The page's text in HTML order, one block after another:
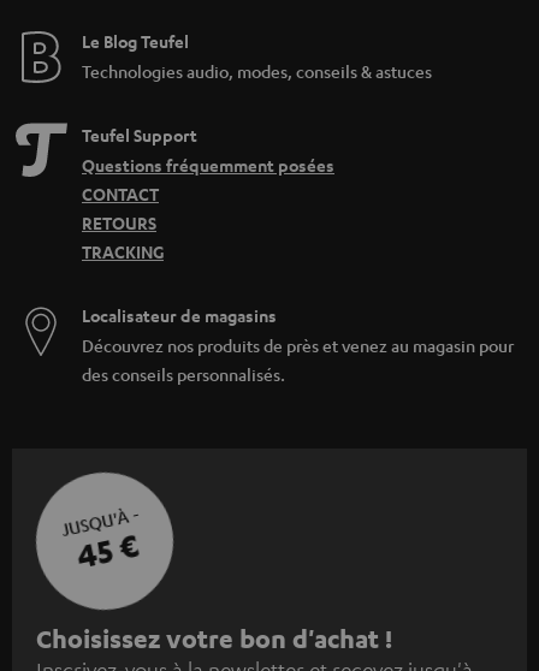
Le Blog Teufel
Technologies audio, modes, conseils & astuces
Teufel Support
Questions fréquemment posées
CONTACT
RETOURS
TRACKING
Localisateur de magasins
Découvrez nos produits de près et venez au magasin pour
des conseils personnalisés.
JUSQU'À -
45 €
I
Choisissez votre bon d'achat !